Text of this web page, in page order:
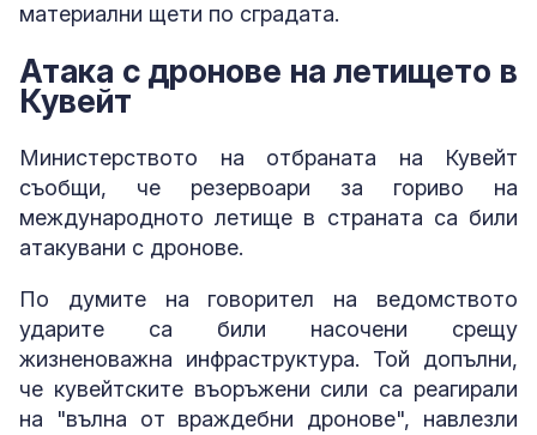
материални щети по сградата.
Атака с дронове на летището в
Кувейт
Министерството на отбраната на Кувейт
съобщи, че резервоари за гориво на
международното летище в страната са били
атакувани с дронове.
По думите на говорител на ведомството
ударите са били насочени срещу
жизненоважна инфраструктура. Той допълни,
че кувейтските въоръжени сили са реагирали
на "вълна от враждебни дронове", навлезли